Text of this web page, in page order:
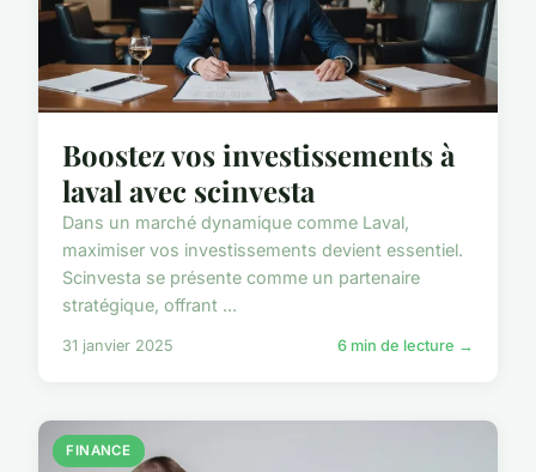
Boostez vos investissements à
laval avec scinvesta
Dans un marché dynamique comme Laval,
maximiser vos investissements devient essentiel.
Scinvesta se présente comme un partenaire
stratégique, offrant ...
31 janvier 2025 6 min de lecture →
FINANCE